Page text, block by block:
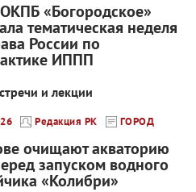
«Богородское»
тематическая неделя
России по
ИППП
и лекции
Редакция РК ГОРОД
очищают акваторию
запуском водного
«Колибри»